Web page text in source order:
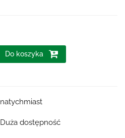
Do koszyka
natychmiast
Duża dostępność